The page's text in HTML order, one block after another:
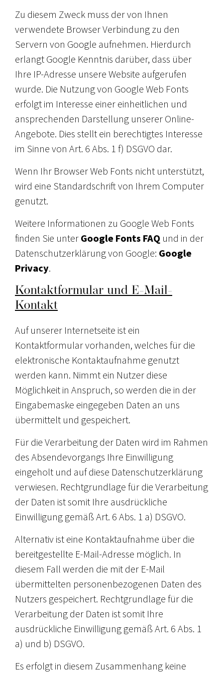
Zu diesem Zweck muss der von Ihnen
verwendete Browser Verbindung zu den
Servern von Google aufnehmen. Hierdurch
erlangt Google Kenntnis darüber, dass über
Ihre IP-Adresse unsere Website aufgerufen
wurde. Die Nutzung von Google Web Fonts
erfolgt im Interesse einer einheitlichen und
ansprechenden Darstellung unserer Online-
Angebote. Dies stellt ein berechtigtes Interesse
im Sinne von Art. 6 Abs. 1 f) DSGVO dar.
Wenn Ihr Browser Web Fonts nicht unterstützt,
wird eine Standardschrift von Ihrem Computer
genutzt.
Weitere Informationen zu Google Web Fonts
finden Sie unterGoogle Fonts FAQ und in der
Datenschutzerklärung von Google: Google
Privacy.
Kontaktformular und E-Mail-
Kontakt
Auf unserer Internetseite ist ein
Kontaktformular vorhanden, welches für die
elektronische Kontaktaufnahme genutzt
werden kann. Nimmt ein Nutzer diese
Möglichkeit in Anspruch, so werden die in der
Eingabemaske eingegeben Daten an uns
übermittelt und gespeichert.
Für die Verarbeitung der Daten wird im Rahmen
des Absendevorgangs Ihre Einwilligung
eingeholt und auf diese Datenschutzerklärung
verwiesen. Rechtgrundlage für die Verarbeitung
der Daten ist somit Ihre ausdrückliche
Einwilligung gemäß Art. 6 Abs. 1 a) DSGVO.
Alternativ ist eine Kontaktaufnahme über die
bereitgestellte E-Mail-Adresse möglich. In
diesem Fall werden die mit der E-Mail
übermittelten personenbezogenen Daten des
Nutzers gespeichert. Rechtgrundlage für die
Verarbeitung der Daten ist somit Ihre
ausdrückliche Einwilligung gemäß Art. 6 Abs. 1
a) und b) DSGVO.
Es erfolgt in diesem Zusammenhang keine